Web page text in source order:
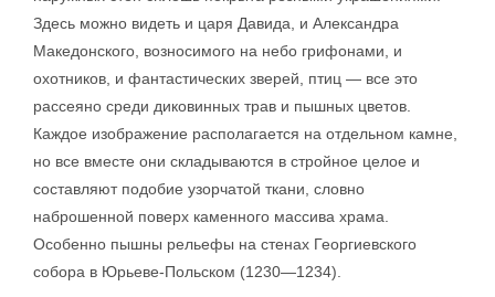
Здесь можно видеть и царя Давида, и Александра
Македонского, возносимого на небо грифонами, и
охотников, и фантастических зверей, птиц — все это
рассеяно среди диковинных трав и пышных цветов.
Каждое изображение располагается на отдельном камне,
но все вместе они складываются в стройное целое и
составляют подобие узорчатой ткани, словно
наброшенной поверх каменного массива храма.
Особенно пышны рельефы на стенах Георгиевского
собора в Юрьеве-Польском (1230—1234).